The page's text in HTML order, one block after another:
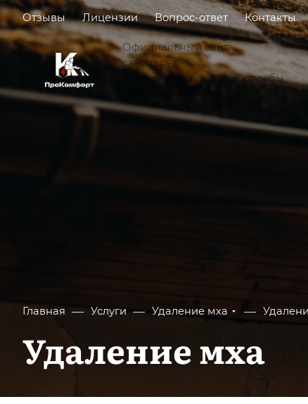
Отзывы Лицензии Вопрос-ответ Контакты
Официальный сайт
санитарно-
эпидемиологической службы
Главная — Услуги — Удаление мха —
Удаление мха